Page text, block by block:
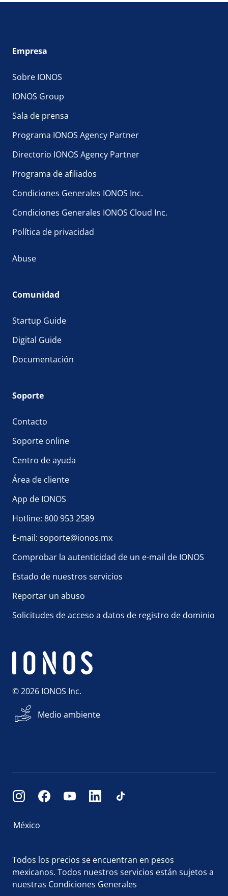
Empresa
Sobre IONOS
IONOS Group
Sala de prensa
Programa IONOS Agency Partner
Directorio IONOS Agency Partner
Programa de afiliados
Condiciones Generales IONOS Inc.
Condiciones Generales IONOS Cloud Inc.
Política de privacidad
Abuse
Comunidad
Startup Guide
Digital Guide
Documentación
Soporte
Contacto
Soporte online
Centro de ayuda
Área de cliente
App de IONOS
Hotline: 800 953 2589
E-mail: soporte@ionos.mx
Comprobar la autenticidad de un e-mail de IONOS
Estado de nuestros servicios
Reportar un abuso
Solicitudes de acceso a datos de registro de dominio
© 2026 IONOS Inc.
Medio ambiente
México
Todos los precios se encuentran en pesos
mexicanos. Todos nuestros servicios están sujetos a
nuestras Condiciones Generales